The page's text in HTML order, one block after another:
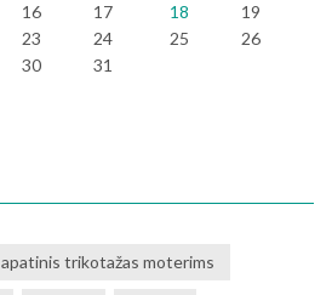
16 17 18
19
23 24 25
26
30 31
apatinis trikotažas moterims